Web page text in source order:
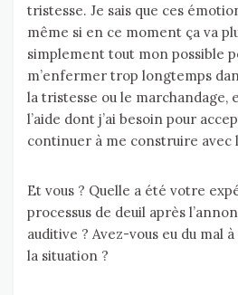
tristesse. Je sais que ces
même si en ce moment ça va
simplement tout mon possible
m’enfermer trop longtemps
la tristesse ou le marchandage,
l’aide dont j’ai besoin pour
continuer à me construire avec
Et vous ? Quelle a été votre
processus de deuil après
auditive ? Avez-vous eu du mal
la situation ?